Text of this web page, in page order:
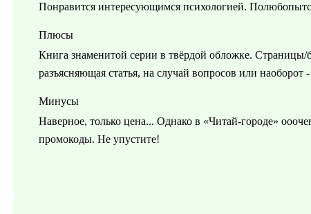
Понравится интересующимся психологией.
Плюсы
Книга знаменитой серии в твёрдой обложке.
разъясняющая статья, на случай вопросов или наоборот
Минусы
Наверное, только цена... Однако в «Читай-городе»
промокоды. Не упустите!